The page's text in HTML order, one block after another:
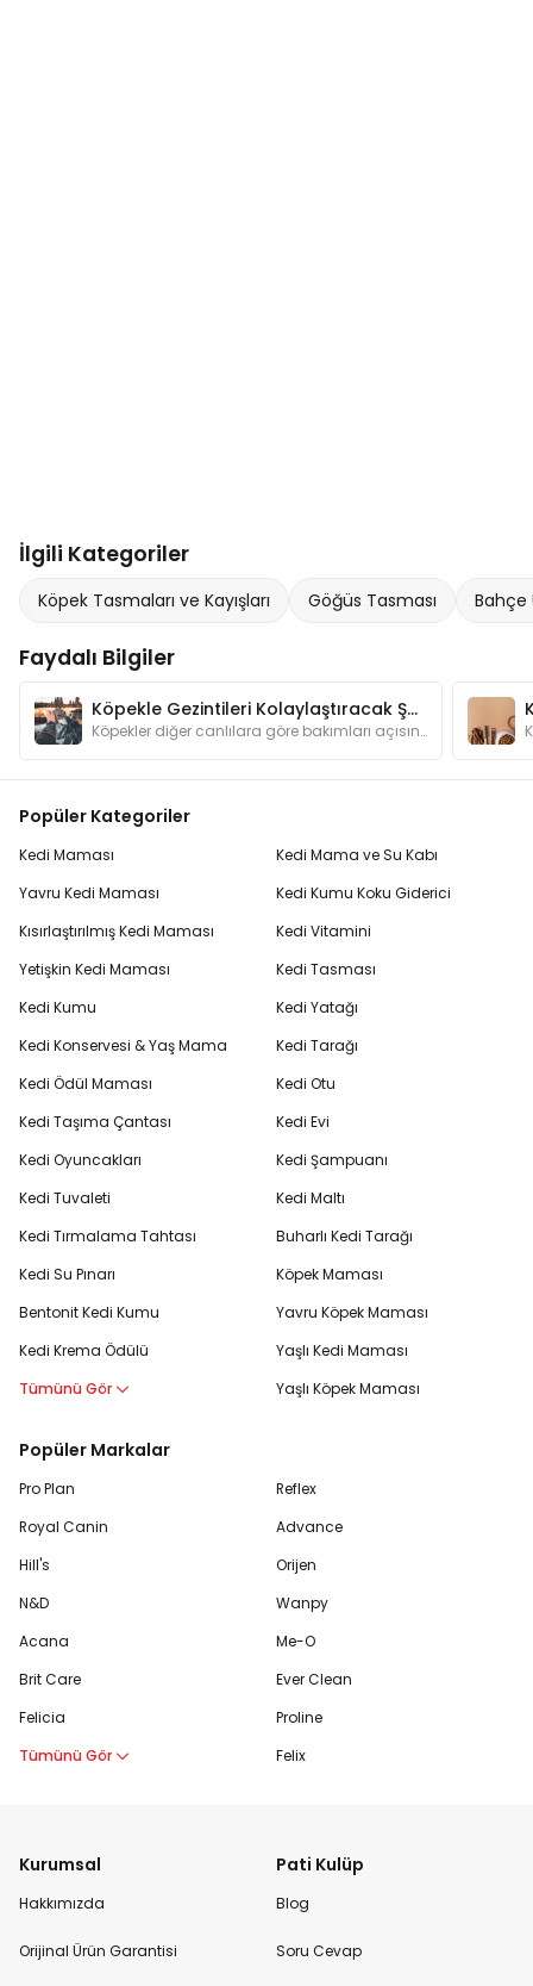
İlgili Kategoriler
Köpek Tasmaları ve Kayışları Göğüs Tasması Bahçe
Faydalı Bilgiler
Köpekle Gezintileri Kolaylaştıracak Şeyler
Köpekler diğer canlılara göre bakımları açısından bizlere daha bağımlı hayvanlardır. Gezintilere çıkarken dikkat etmemiz gerekenleri biliyor muyuz?
Popüler Kategoriler
Kedi Maması
Yavru Kedi Maması
Kısırlaştırılmış Kedi Maması
Yetişkin Kedi Maması
Kedi Kumu
Kedi Konservesi & Yaş Mama
Kedi Ödül Maması
Kedi Taşıma Çantası
Kedi Oyuncakları
Kedi Tuvaleti
Kedi Tırmalama Tahtası
Kedi Su Pınarı
Bentonit Kedi Kumu
Kedi Krema Ödülü
Tümünü Gör
Kedi Mama ve Su Kabı
Kedi Kumu Koku Giderici
Kedi Vitamini
Kedi Tasması
Kedi Yatağı
Kedi Tarağı
Kedi Otu
Kedi Evi
Kedi Şampuanı
Kedi Maltı
Buharlı Kedi Tarağı
Köpek Maması
Yavru Köpek Maması
Yaşlı Kedi Maması
Yaşlı Köpek Maması
Popüler Markalar
Pro Plan
Royal Canin
Hill's
N&D
Acana
Brit Care
Felicia
Tümünü Gör
Reflex
Advance
Orijen
Wanpy
Me-O
Ever Clean
Proline
Felix
Kurumsal
Hakkımızda
Orijinal Ürün Garantisi
Pati Kulüp
Blog
Soru Cevap